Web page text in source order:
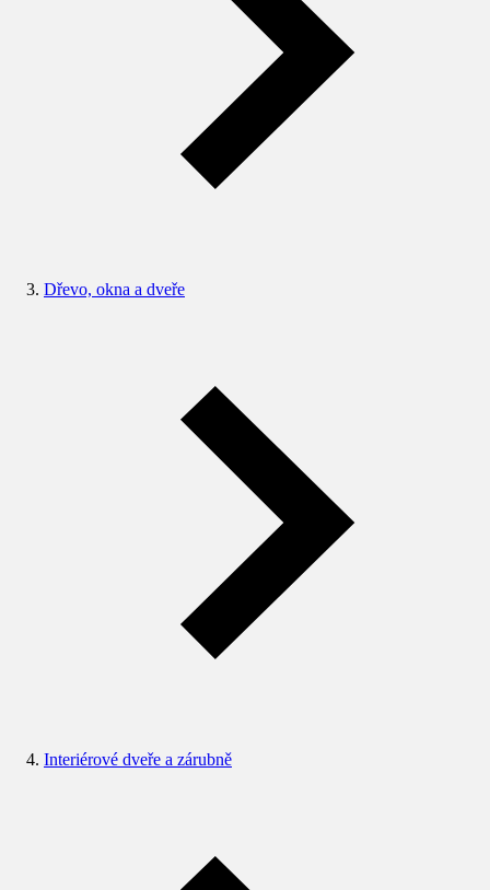
Dřevo, okna a dveře
Interiérové dveře a zárubně